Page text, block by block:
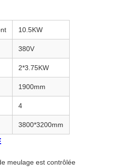
10.5KW
380V
2*3.75KW
1900mm
4
3800*3200mm
meulage est contrôlée